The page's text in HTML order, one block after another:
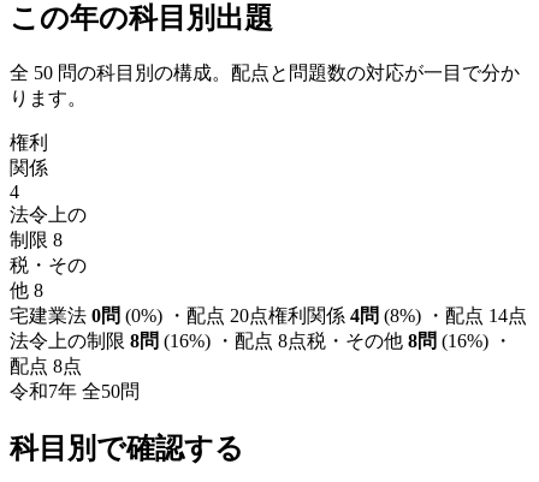
この年の科目別出題
全 50 問の科目別の構成。配点と問題数の対応が一目で分か
ります。
権利
関係
4
法令上の
制限 8
税・その
他 8
宅建業法 0問 (0%) ・配点 20点権利関係 4問 (8%) ・配点 14点
法令上の制限 8問 (16%) ・配点 8点税・その他 8問 (16%) ・
配点 8点
令和7年 全50問
科目別で確認する